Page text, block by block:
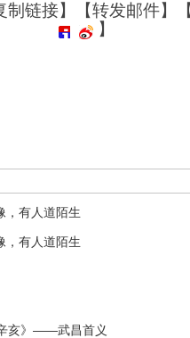
制链接】【转发邮件】
】
，有人道陌生
，有人道陌生
亥》——武昌首义